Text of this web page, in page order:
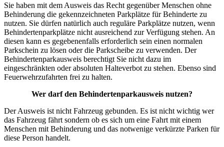
Sie haben mit dem Ausweis das Recht gegenüber Menschen ohne
Behinderung die gekennzeichneten Parkplätze für Behinderte zu
nutzen. Sie dürfen natürlich auch reguläre Parkplätze nutzen, wenn
Behindertenparkplätze nicht ausreichend zur Verfügung stehen. An
diesen kann es gegebenenfalls erforderlich sein einen normalen
Parkschein zu lösen oder die Parkscheibe zu verwenden. Der
Behindertenparkausweis berechtigt Sie nicht dazu im
eingeschränkten oder absoluten Halteverbot zu stehen. Ebenso sind
Feuerwehrzufahrten frei zu halten.
Wer darf den Behindertenparkausweis nutzen?
Der Ausweis ist nicht Fahrzeug gebunden. Es ist nicht wichtig wer
das Fahrzeug fährt sondern ob es sich um eine Fahrt mit einem
Menschen mit Behinderung und das notwenige verkürzte Parken für
diese Person handelt.